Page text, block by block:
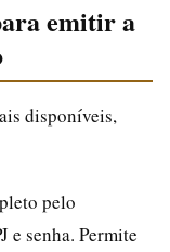
emitir a
disponíveis,
pelo
e senha. Permite